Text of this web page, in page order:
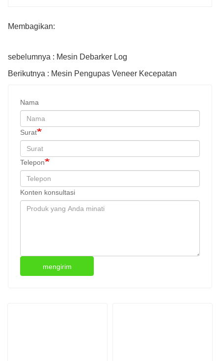
Membagikan:
sebelumnya : Mesin Debarker Log
Berikutnya : Mesin Pengupas Veneer Kecepatan
Nama
Surat
Telepon
Konten konsultasi
mengirim